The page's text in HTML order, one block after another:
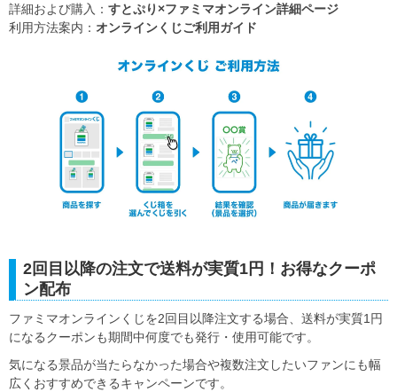
詳細および購入： すとぷり×ファミマオンライン詳細ページ
利用方法案内： オンラインくじご利用ガイド
2回目以降の注文で送料が実質1円！お得なクーポ
ン配布
ファミマオンラインくじを2回目以降注文する場合、送料が実質1円
になるクーポンも期間中何度でも発行・使用可能です。
気になる景品が当たらなかった場合や複数注文したいファンにも幅
広くおすすめできるキャンペーンです。